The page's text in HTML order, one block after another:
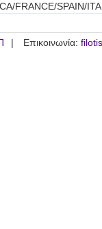
FRANCE/SPAIN/
Επικοινωνία: